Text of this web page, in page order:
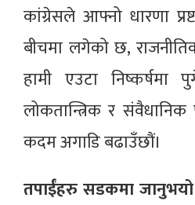
कांग्रेसले आफ्नो धारणा
बीचमा लगेको छ,
हामी एउटा निष्कर्षमा
लोकतान्त्रिक र
कदम अगाडि बढाउँछौं।
तपाईंहरु सडकमा जानुभयो।